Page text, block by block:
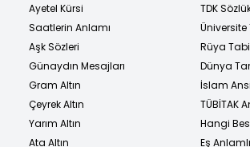
Ayetel Kürsi
Saatlerin Anlamı
Aşk Sözleri
Günaydın Mesajları
Gram Altın
Çeyrek Altın
Yarım Altın
Ata Altın
TDK
Üniversite
Rüya
Dünya
İslam
TÜBİTAK
Hangi
Eş